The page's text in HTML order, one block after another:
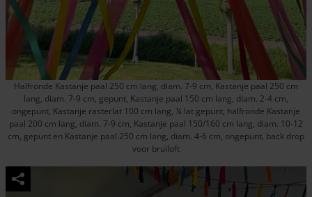
Halfronde Kastanje paal 250 cm lang, diam. 7-9 cm, Kastanje paal 250 cm
lang, diam. 7-9 cm, gepunt, Kastanje paal 150 cm lang, diam. 2-4 cm,
ongepunt, Kastanje rasterlat 100 cm lang, ¼ lat gepunt, halfronde Kastanje
paal 200 cm lang, diam. 7-9 cm, Kastanje paal 150/160 cm lang, diam. 10-12
cm, gepunt en Kastanje paal 250 cm lang, diam. 4-6 cm, ongepunt, back drop
voor bruiloft